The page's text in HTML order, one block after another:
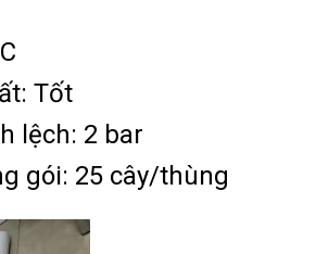
C
Tốt
lệch: 2 bar
gói: 25 cây/thùng